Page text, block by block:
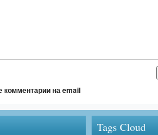
комментарии на email
Tags Cloud